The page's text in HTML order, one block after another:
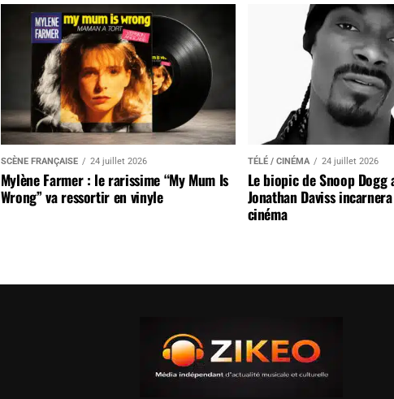
SCÈNE FRANÇAISE 24 juillet 2026
Mylène Farmer : le rarissime “My Mum Is
Wrong” va ressortir en vinyle
TÉLÉ / CINÉMA 24 juillet 2026
Le biopic de Snoop Dogg
Jonathan Daviss
cinéma